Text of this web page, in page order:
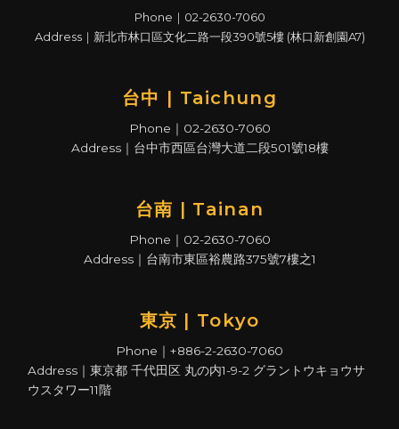
Phone｜02-2630-7060
Address｜新北市林口區文化二路一段390號5樓 (林口新創園A7)
台中 | Taichung
Phone｜02-2630-7060
Address｜台中市西區台灣大道二段501號18樓
台南 | Tainan
Phone｜02-2630-7060
Address｜台南市東區裕農路375號7樓之1
東京 | Tokyo
Phone｜+886-2-2630-7060
Address｜東京都 千代田区 丸の内1-9-2 グラントウキョウサ
ウスタワー11階